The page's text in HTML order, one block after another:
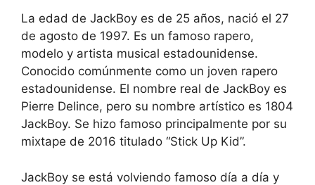
La edad de JackBoy es de 25 años, nació el 27
de agosto de 1997. Es un famoso rapero,
modelo y artista musical estadounidense.
Conocido comúnmente como un joven rapero
estadounidense. El nombre real de JackBoy es
Pierre Delince, pero su nombre artístico es 1804
JackBoy. Se hizo famoso principalmente por su
mixtape de 2016 titulado “Stick Up Kid”.
JackBoy se está volviendo famoso día a día y